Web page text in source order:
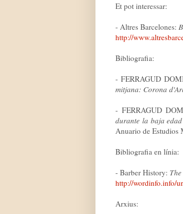
Et pot interessar:
- Altres Barcelones:
http://
Bibliografia:
- FERRAGUD
mitjana: Corona
- FERRAGUD
durante la baja
Anuario de Estudios
Bibliografia en línia:
- Barber History:
http://wordinfo.info/
Arxius: